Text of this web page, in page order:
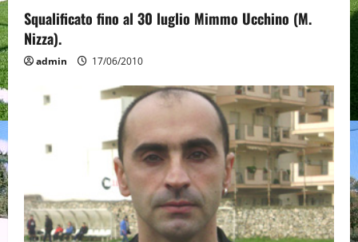
Squalificato fino al 30 luglio Mimmo Ucchino (M.
Nizza).
admin 17/06/2010